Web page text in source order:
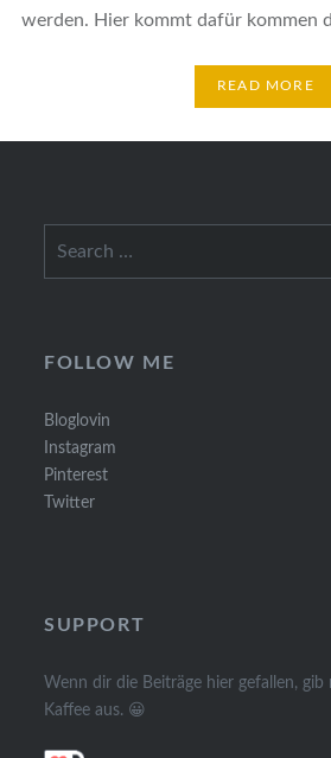
werden. Hier kommt dafür kommen
READ MORE
FOLLOW ME
Bloglovin
Instagram
Pinterest
Twitter
SUPPORT
Wenn dir die Beiträge hier gefallen, gib
Kaffee aus. 😀